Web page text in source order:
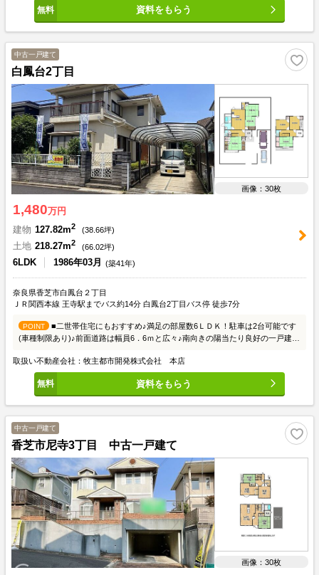
資料をもらう
中古一戸建て
白鳳台2丁目
画像：30枚
1,480万円
建物 127.82m2 (38.66坪)
土地 218.27m2 (66.02坪)
6LDK 1986年03月 (築41年)
奈良県香芝市白鳳台２丁目
ＪＲ関西本線 王寺駅までバス約14分 白鳳台2丁目バス停 徒歩7分
POINT
■二世帯住宅にもおすすめ♪満足の部屋数6ＬＤＫ！駐車は2台可能です
(車種制限あり)♪前面道路は幅員6．6ｍと広々♪南向きの陽当たり良好の一戸建て
取扱い不動産会社：牧主都市開発株式会社 本店
資料をもらう
中古一戸建て
香芝市尼寺3丁目 中古一戸建て
画像：30枚